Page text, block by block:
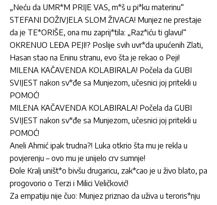
„Neću da UMR*M PRIJE VAS, m*š u pi*ku materinu“
STEFANI DOŽIVJELA SLOM ŽIVACA! Munjez ne prestaje
da je TE*ORIŠE, ona mu zaprij*tila: „Raz*iću ti glavu!“
OKRENUO LEĐA PEJI!? Poslije svih uvr*da upućenih Zlati,
Hasan stao na Eninu stranu, evo šta je rekao o Peji!
MILENA KAČAVENDA KOLABIRALA! Počela da GUBI
SVIJEST nakon sv*đe sa Munjezom, učesnici joj pritekli u
POMOĆ!
MILENA KAČAVENDA KOLABIRALA! Počela da GUBI
SVIJEST nakon sv*đe sa Munjezom, učesnici joj pritekli u
POMOĆ!
Aneli Ahmić ipak trudna?! Luka otkrio šta mu je rekla u
povjerenju – ovo mu je unijelo crv sumnje!
Đole Kralj uništ*o bivšu drugaricu, zak*cao je u živo blato, pa
progovorio o Terzi i Milici Veličković!
Za empatiju nije čuo: Munjez priznao da uživa u teroris*nju